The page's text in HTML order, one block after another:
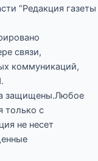
“Редакция газеты
связи,
коммуникаций,
защищены.Любое
только с
не несет